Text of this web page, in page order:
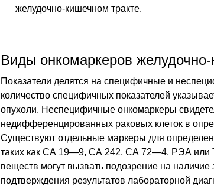
желудочно-кишечном тракте.
Виды онкомаркеров желудочно-
Показатели делятся на специфичные и
количество специфичных показателей
опухоли. Неспецифичные онкомаркеры
недифференцированных раковых клеток в
Существуют отдельные маркеры для
таких как СА 19—9, СА 242, СА 72—4, РЭА или
веществ могут вызвать подозрение на
подтверждения результатов лабораторной